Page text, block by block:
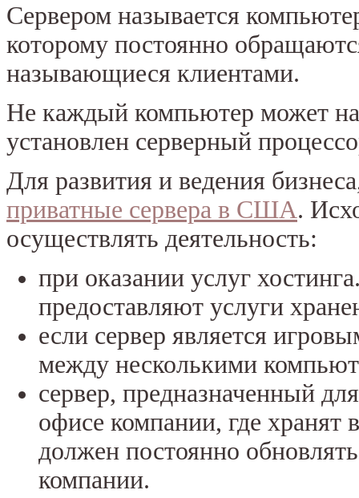
Сервером называется
которому постоянно
называющиеся клиентами.
Не каждый компьютер может
установлен серверный
Для развития и ведения
приватные сервера в США.
осуществлять деятельность:
при оказании услуг
предоставляют услуги
если сервер является
между несколькими
сервер, предназначенный
офисе компании, где
должен постоянно
компании.